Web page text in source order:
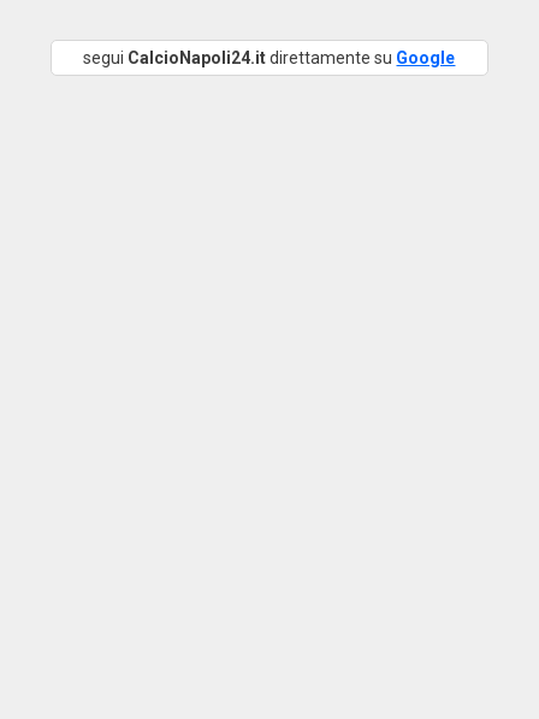
segui CalcioNapoli24.itdirettamente su Google